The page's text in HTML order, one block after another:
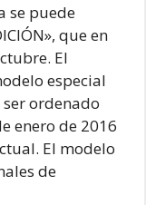
se puede
que en
El
especial
ordenado
enero de 2016
El modelo
de